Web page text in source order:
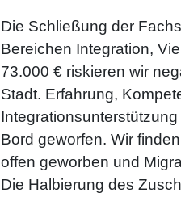
Die Schließung der
Bereichen Integration,
73.000 € riskieren wir
Stadt. Erfahrung,
Bord geworfen. Wir
offen geworben und
Die Halbierung des